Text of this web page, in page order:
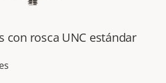
con rosca UNC estándar